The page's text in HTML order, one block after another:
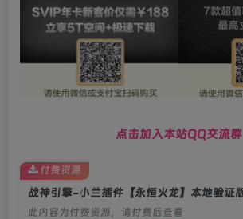
点击加入本站QQ交流群
此内容为付费资源，请付费后查看
付费资源